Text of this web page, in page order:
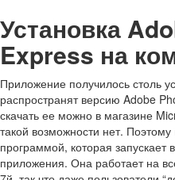
Установка
Express на
Приложение получилось столь
распространят версию Adobe
скачать ее можно в магазине
такой возможности нет.
программой, которая
приложения. Она работает на